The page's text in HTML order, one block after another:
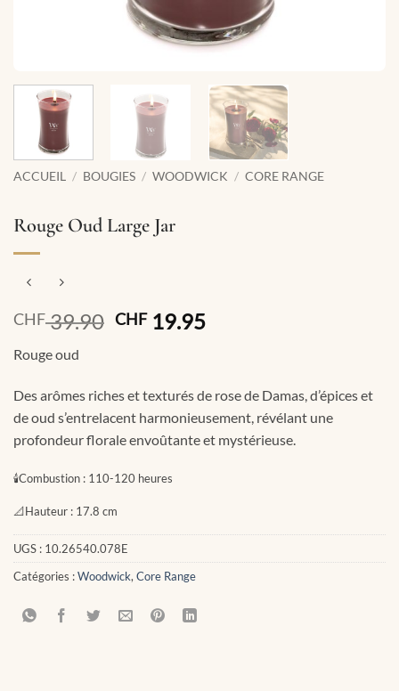
ACCUEIL / BOUGIES / WOODWICK / CORE RANGE
Rouge Oud Large Jar
CHF39.90 Le
était :
CHF 39.90.
CHF19.95Le
CHF 19.95.
Rouge oud
Des arômes riches et texturés de rose de Damas, d’épices et
de oud s’entrelacent harmonieusement, révélant une
profondeur florale envoûtante et mystérieuse.
🕯Combustion : 110-120 heures
📐Hauteur : 17.8 cm
UGS : 10.26540.078E
Catégories :Woodwick,Core Range